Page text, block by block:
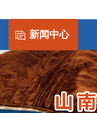
新闻中心